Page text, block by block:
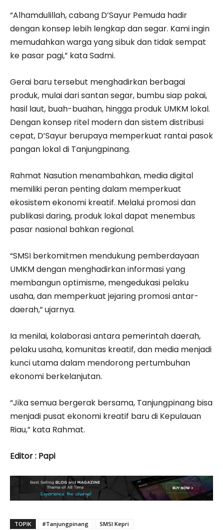
“Alhamdulillah, cabang D’Sayur Pemuda hadir
dengan konsep lebih lengkap dan segar. Kami ingin
memudahkan warga yang sibuk dan tidak sempat
ke pasar pagi,” kata Sadmi.
Gerai baru tersebut menghadirkan berbagai
produk, mulai dari santan segar, bumbu siap pakai,
hasil laut, buah-buahan, hingga produk UMKM lokal.
Dengan konsep ritel modern dan sistem distribusi
cepat, D’Sayur berupaya memperkuat rantai pasok
pangan lokal di Tanjungpinang.
Rahmat Nasution menambahkan, media digital
memiliki peran penting dalam memperkuat
ekosistem ekonomi kreatif. Melalui promosi dan
publikasi daring, produk lokal dapat menembus
pasar nasional bahkan regional.
“SMSI berkomitmen mendukung pemberdayaan
UMKM dengan menghadirkan informasi yang
membangun optimisme, mengedukasi pelaku
usaha, dan memperkuat jejaring promosi antar-
daerah,” ujarnya.
Ia menilai, kolaborasi antara pemerintah daerah,
pelaku usaha, komunitas kreatif, dan media menjadi
kunci utama dalam mendorong pertumbuhan
ekonomi berkelanjutan.
“Jika semua bergerak bersama, Tanjungpinang bisa
menjadi pusat ekonomi kreatif baru di Kepulauan
Riau,” kata Rahmat.
Editor : Papi
TOPIK #Tanjungpinang SMSI Kepri